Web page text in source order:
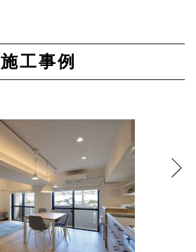
施工事例